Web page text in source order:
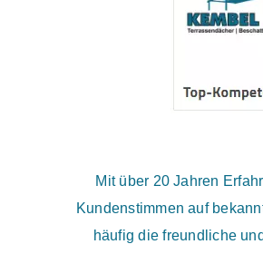
Mit über 20 Jahren
Kundenstimmen auf
häufig die freundliche